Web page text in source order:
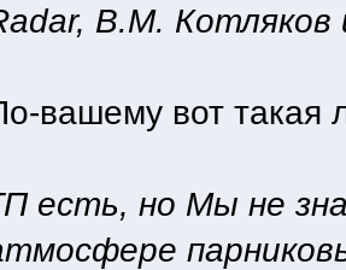
В.М.
вашему вот такая
есть, но Мы не